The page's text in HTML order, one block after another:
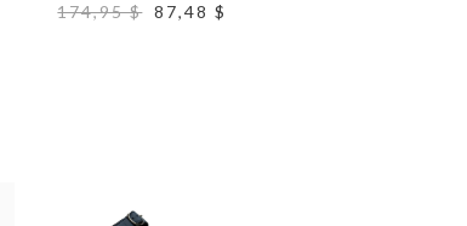
174,95 $ 87,48 $